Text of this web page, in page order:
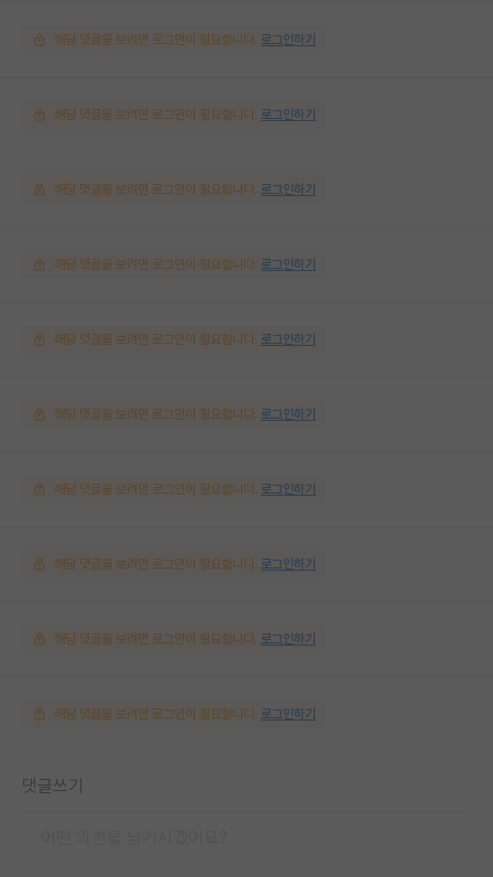
해당 댓글을 보려면 로그인이 필요합니다. 로그인하기
해당 댓글을 보려면 로그인이 필요합니다. 로그인하기
해당 댓글을 보려면 로그인이 필요합니다. 로그인하기
해당 댓글을 보려면 로그인이 필요합니다. 로그인하기
해당 댓글을 보려면 로그인이 필요합니다. 로그인하기
해당 댓글을 보려면 로그인이 필요합니다. 로그인하기
해당 댓글을 보려면 로그인이 필요합니다. 로그인하기
해당 댓글을 보려면 로그인이 필요합니다. 로그인하기
해당 댓글을 보려면 로그인이 필요합니다. 로그인하기
해당 댓글을 보려면 로그인이 필요합니다. 로그인하기
댓글쓰기